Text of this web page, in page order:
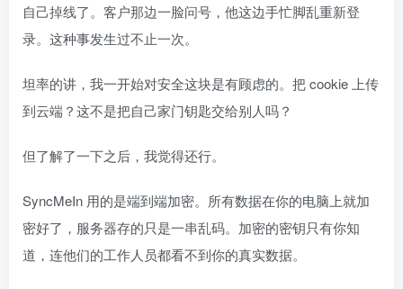
自己掉线了。客户那边一脸问号，他这边手忙脚乱重新登
录。这种事发生过不止一次。
坦率的讲，我一开始对安全这块是有顾虑的。把 cookie 上传
到云端？这不是把自己家门钥匙交给别人吗？
但了解了一下之后，我觉得还行。
SyncMeIn 用的是端到端加密。所有数据在你的电脑上就加
密好了，服务器存的只是一串乱码。加密的密钥只有你知
道，连他们的工作人员都看不到你的真实数据。